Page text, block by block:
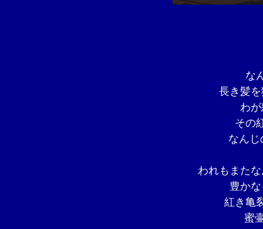
な
長き髪
わ
その
なんじ
われもまた
豊か
紅き亀
蜜